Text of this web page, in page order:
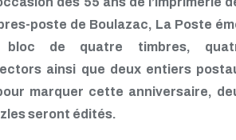
poste de Boulazac, La Poste
bloc de quatre timbres,
ainsi que deux entiers
marquer cette anniversaire,
seront édités.